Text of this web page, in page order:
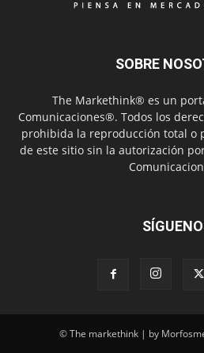
SOBRE
The Markethink® es un
Comunicaciones®. Todos los
prohibida la reproducción total o
de este sitio sin la autorización
© The markethink | by